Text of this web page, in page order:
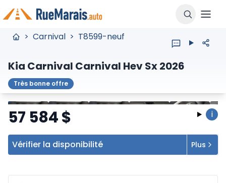
> Carnival > T8599-neuf
Kia Carnival Carnival Hev Sx 2026
Très bonne offre
ArrêterPrécédent
Suivant
57 584$ i
Vérifier la disponibilité Plus